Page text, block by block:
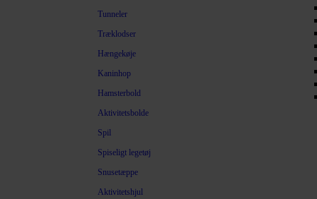
Tunneler
Træklodser
Hængekøje
Kaninhop
Hamsterbold
Aktivitetsbolde
Spil
Spiseligt legetøj
Snusetæppe
Aktivitetshjul